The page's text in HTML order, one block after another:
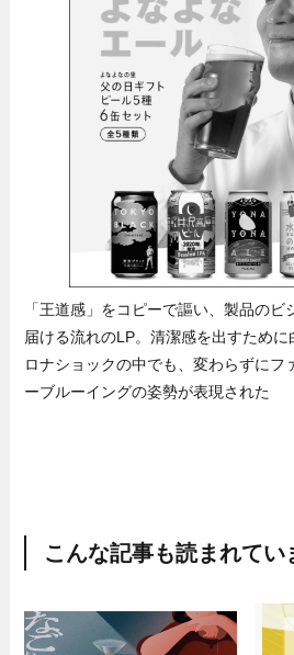
「王道感」をコピーで謳い、製品の
届ける流れのLP。清潔感を出すため
ロナショックの中でも、変わらずにフ
ーブルーイングの姿勢が表現された
こんな記事も読まれてい